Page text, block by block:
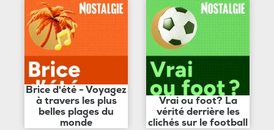
Brice d'été - Voyagez
à travers les plus
belles plages du
monde
Vrai ou foot? La
vérité derrière les
clichés sur le football